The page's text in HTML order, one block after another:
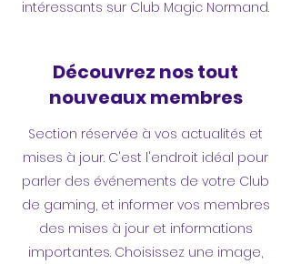
intéressants sur Club Magic Normand.
Découvrez nos tout
nouveaux membres
Section réservée à vos actualités et
mises à jour. C'est l'endroit idéal pour
parler des événements de votre Club
de gaming, et informer vos membres
des mises à jour et informations
importantes. Choisissez une image,